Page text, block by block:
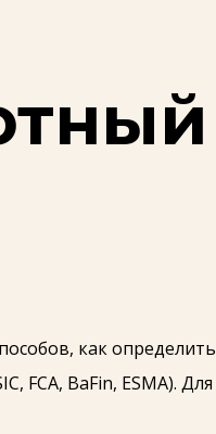
как определить
FCA, BaFin, ESMA). Для